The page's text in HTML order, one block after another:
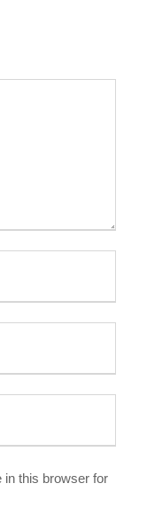
in this browser for